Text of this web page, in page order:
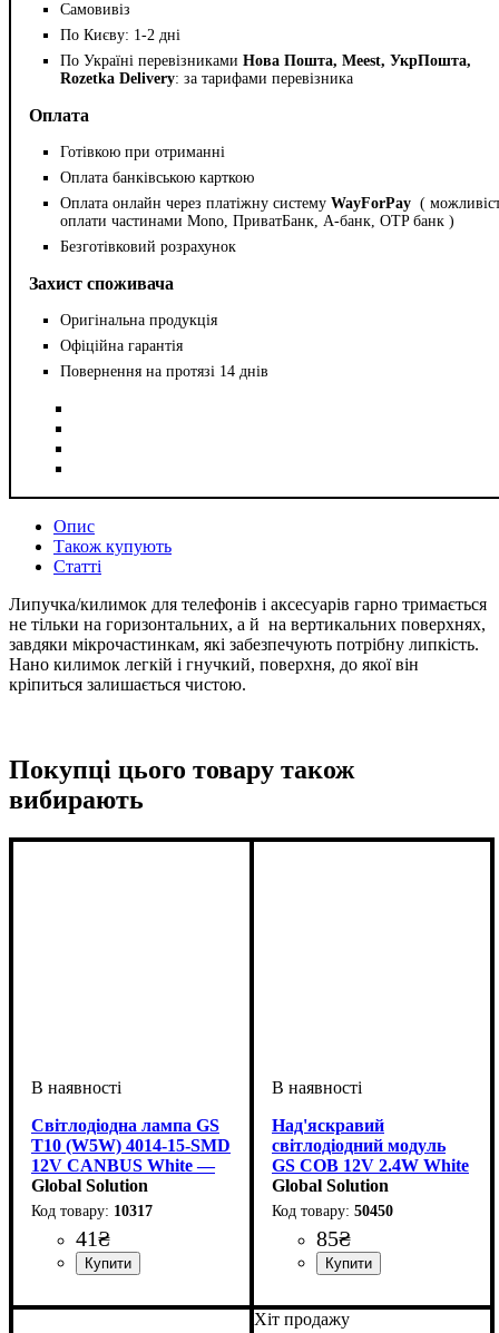
Самовивіз
По Києву: 1-2 дні
По Україні перевізниками Нова Пошта, Meest, УкрПошта,
Rozetka Delivery: за тарифами перевізника
Оплата
Готівкою при отриманні
Оплата банківською карткою
Оплата онлайн через платіжну систему WayForPay (
оплати частинами Mono, ПриватБанк, А-банк, OTP банк )
Безготівковий розрахунок
Захист споживача
Оригінальна продукція
Офіційна гарантія
Повернення на протязі 14 днів
Опис
Також купують
Статті
Липучка/килимок для телефонів і аксесуарів гарно тримається
не тільки на горизонтальних, а й на вертикальних поверхнях,
завдяки мікрочастинкам, які забезпечують потрібну липкість.
Нано килимок легкій і гнучкий, поверхня, до якої він
кріпиться залишається чистою.
Покупці цього товару також
вибирають
Світлодіодна лампа GS
T10 (W5W) 4014-15-SMD
12V CANBUS White —
Без помилок та
полярності
Global Solution
10317
41₴
Габаритні вогні
4014SMD
15SMD
Над'яскравий
світлодіодний модуль
GS COB 12V 2.4W White
(98x20мм)
Global Solution
50450
85₴
COB
Хіт продажу